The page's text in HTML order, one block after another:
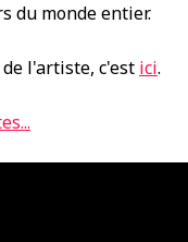
du monde entier.
l'artiste, c'est ici.